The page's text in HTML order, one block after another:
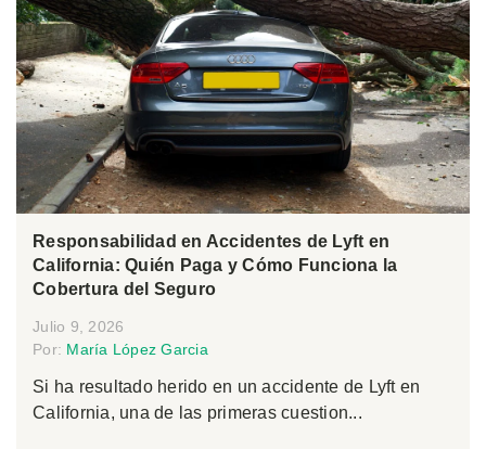
Responsabilidad en Accidentes de Lyft en
California: Quién Paga y Cómo Funciona la
Cobertura del Seguro
Julio 9, 2026
Por: María López Garcia
Si ha resultado herido en un accidente de Lyft en
California, una de las primeras cuestion...